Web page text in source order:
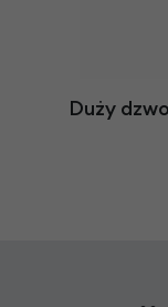
Duży